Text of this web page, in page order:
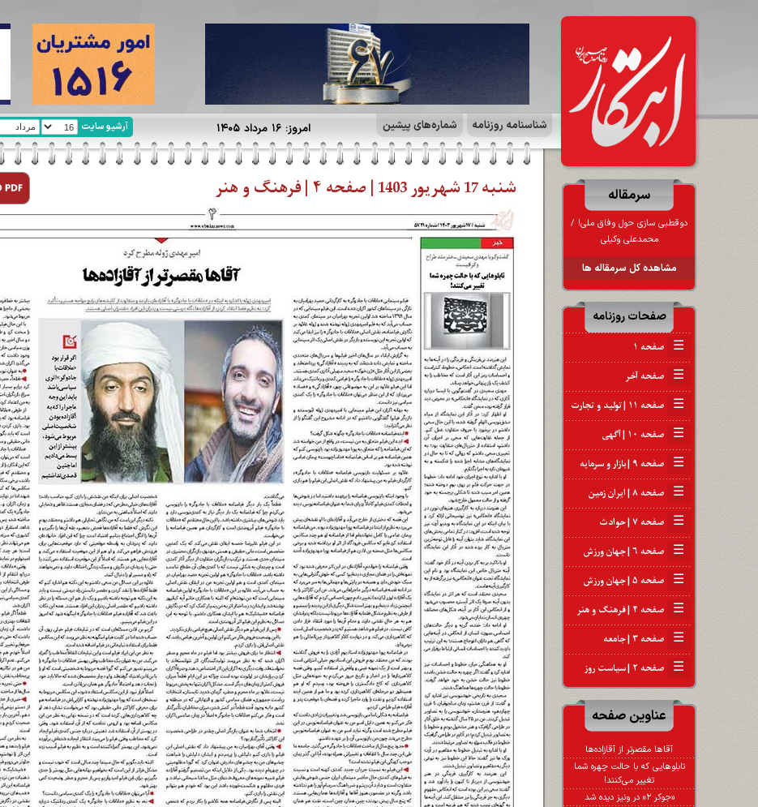
آرشیو سایت امروز: ۱۶ مرداد ۱۴۰۵ شناسنامه روزنامه شماره‌های پیشین
سرمقاله
دوقطبی‌ سازی حول وفاق ملی! /
محمدعلی وکیلی
مشاهده کل سرمقاله ها
صفحات روزنامه
☰ صفحه ۱
☰ صفحه آخر
☰ صفحه ۱۱ | تولید و تجارت
☰ صفحه ۱۰ | آگهی
☰ صفحه ۹ | بازار و سرمایه
☰ صفحه ۸ | ایران زمین
☰ صفحه ۷ | حوادث
☰ صفحه ۶ | جهان ورزش
☰ صفحه ۵ | جهان ورزش
☰ صفحه ۴ | فرهنگ و هنر
☰ صفحه ۳ | جامعه
☰ صفحه ۲ | سیاست روز
عناوین صفحه
آقاها مقصرتر از آقازاده‌ها
تابلوهایی که با حالت چهره شما
تغییر می‌کنند!
«جوکر ۲» در ونیز دیده شد
شنبه 17 شهریور 1403 | صفحه ۴ | فرهنگ و هنر